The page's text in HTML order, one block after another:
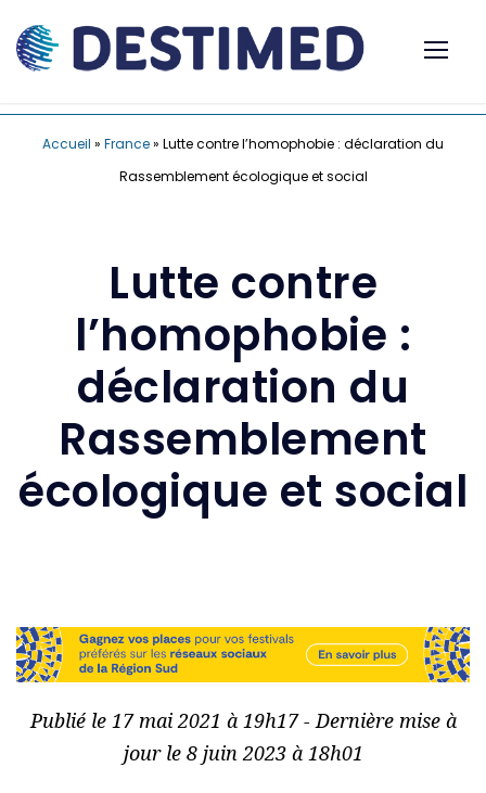
Accueil » France» Lutte contre l’homophobie : déclaration du
Rassemblement écologique et social
Lutte contre
l’homophobie :
déclaration du
Rassemblement
écologique et social
Publié le 17 mai 2021 à 19h17 - Dernière mise à
jour le 8 juin 2023 à 18h01